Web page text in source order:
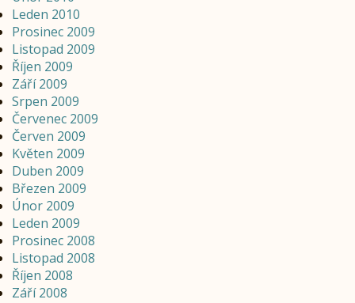
Leden 2010
Prosinec 2009
Listopad 2009
Říjen 2009
Září 2009
Srpen 2009
Červenec 2009
Červen 2009
Květen 2009
Duben 2009
Březen 2009
Únor 2009
Leden 2009
Prosinec 2008
Listopad 2008
Říjen 2008
Září 2008